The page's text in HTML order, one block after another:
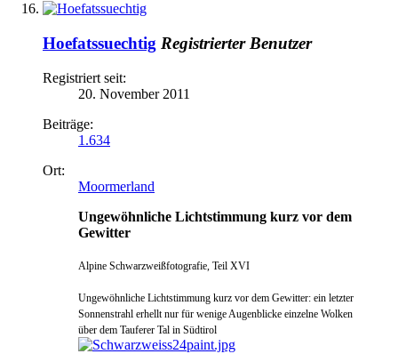
Hoefatssuechtig Registrierter Benutzer
Registriert seit:
20. November 2011
Beiträge:
1.634
Ort:
Moormerland
Ungewöhnliche Lichtstimmung kurz vor dem
Gewitter
Alpine Schwarzweißfotografie, Teil XVI
Ungewöhnliche Lichtstimmung kurz vor dem Gewitter: ein letzter
Sonnenstrahl erhellt nur für wenige Augenblicke einzelne Wolken
über dem Tauferer Tal in Südtirol